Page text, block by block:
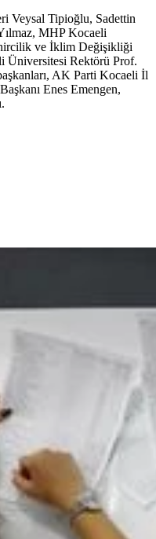
Veysal Tipioğlu, Sadettin
MHP Kocaeli
ve İklim Değişikliği
Üniversitesi Rektörü Prof.
AK Parti Kocaeli İl
Enes Emengen,